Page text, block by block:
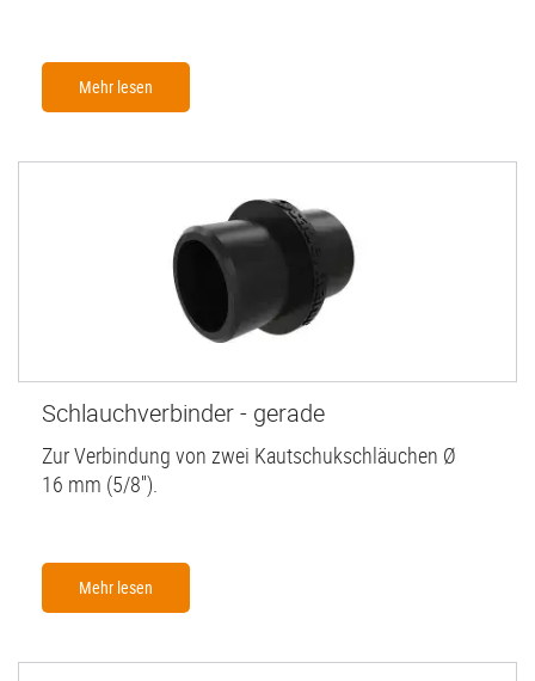
Mehr lesen
Schlauchverbinder - gerade
Zur Verbindung von zwei Kautschukschläuchen Ø
16 mm (5/8'').
Mehr lesen